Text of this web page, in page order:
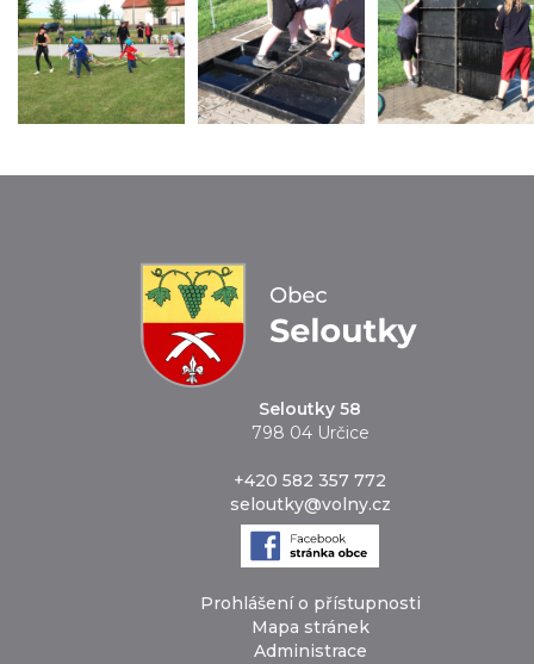
Seloutky 58
798 04 Určice
+420 582 357 772
seloutky@volny.cz
Prohlášení o přístupnosti
Mapa stránek
Administrace